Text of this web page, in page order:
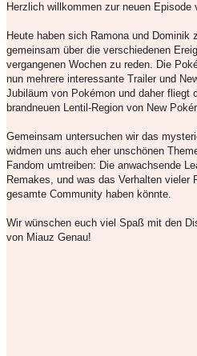
Herzlich willkommen zur neuen
Heute haben sich Ramona und Dominik
gemeinsam über die verschiedenen
vergangenen Wochen zu reden. Die
nun mehrere interessante Trailer und
Jubiläum von Pokémon und daher fliegt
brandneuen Lentil-Region von New
Gemeinsam untersuchen wir das
widmen uns auch eher unschönen
Fandom umtreiben: Die anwachsende
Remakes, und was das Verhalten vieler
gesamte Community haben könnte.
Wir wünschen euch viel Spaß mit den
von Miauz Genau!